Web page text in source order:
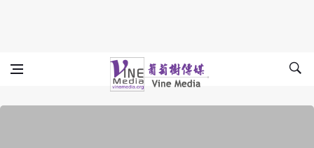
Vine Media
葡萄樹傳媒